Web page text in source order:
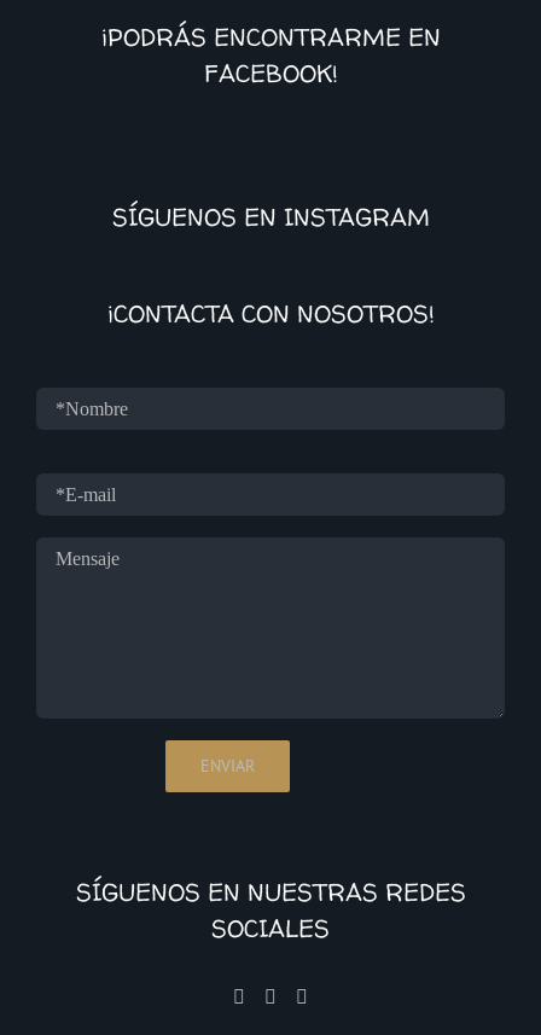
¡PODRÁS ENCONTRARME EN
FACEBOOK!
SÍGUENOS EN INSTAGRAM
¡CONTACTA CON NOSOTROS!
SÍGUENOS EN NUESTRAS REDES
SOCIALES